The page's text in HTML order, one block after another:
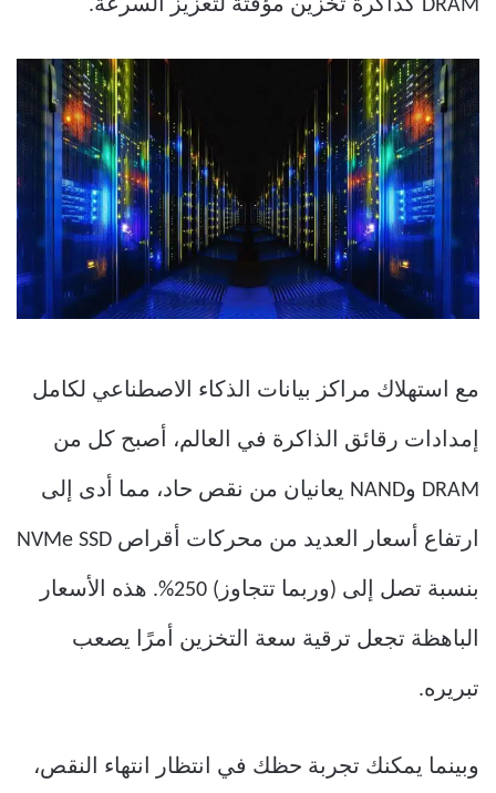
DRAM كذاكرة تخزين مؤقتة لتعزيز السرعة.
مع استهلاك مراكز بيانات الذكاء الاصطناعي لكامل
إمدادات رقائق الذاكرة في العالم، أصبح كل من
DRAM وNAND يعانيان من نقص حاد، مما أدى إلى
ارتفاع أسعار العديد من محركات أقراص NVMe SSD
بنسبة تصل إلى (وربما تتجاوز) 250%. هذه الأسعار
الباهظة تجعل ترقية سعة التخزين أمرًا يصعب
تبريره.
وبينما يمكنك تجربة حظك في انتظار انتهاء النقص،